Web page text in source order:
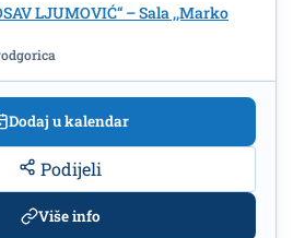
LJUMOVIĆ“ – Sala ,,Marko
Dodaj u kalendar
Podijeli
Više info